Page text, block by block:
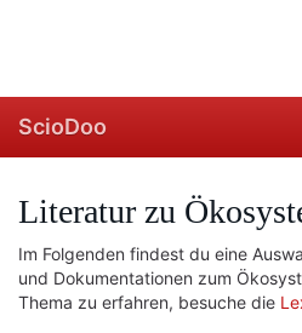
ScioDoo
Literatur zu
Im Folgenden findest du eine
und Dokumentationen zum
Thema zu erfahren, besuche die